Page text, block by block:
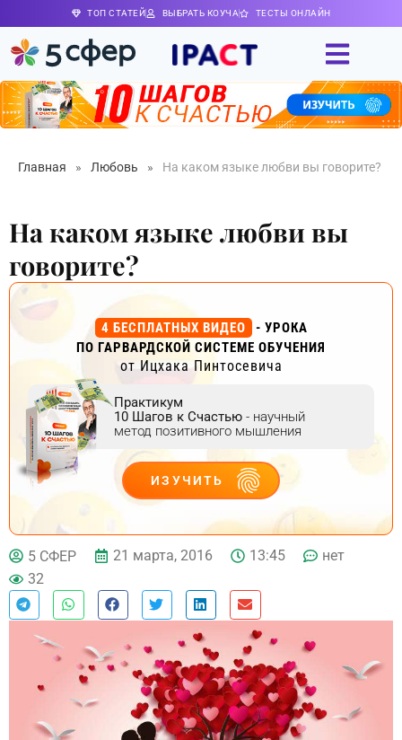
ТОП СТАТЕЙ ВЫБРАТЬ КОУЧА ТЕСТЫ ОНЛАЙН
Главная » Любовь » На каком языке любви вы говорите?
На каком языке любви вы
говорите?
4 БЕСПЛАТНЫХ ВИДЕО
- УРОКА
ПО ГАРВАРДСКОЙ СИСТЕМЕ ОБУЧЕНИЯ
от Ицхака Пинтосевича
Практикум
10 Шагов к Счастью - научный
метод позитивного мышления
ИЗУЧИТЬ
ДЕЙСТВУЙ
5 СФЕР 21 марта, 2016 13:45
нет
32